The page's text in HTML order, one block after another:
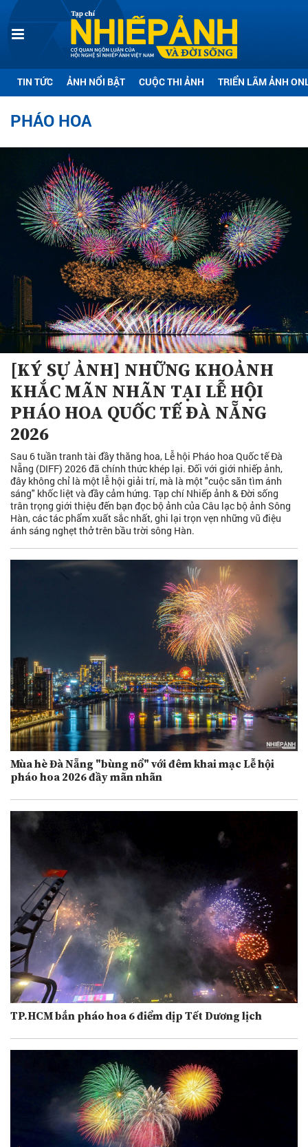
TIN TỨC ẢNH NỔI BẬT CUỘC THI ẢNH TRIỂN LÃM ẢNH
PHÁO HOA
[KÝ SỰ ẢNH] NHỮNG KHOẢNH
KHẮC MÃN NHÃN TẠI LỄ HỘI
PHÁO HOA QUỐC TẾ ĐÀ NẴNG
2026
Sau 6 tuần tranh tài đầy thăng hoa, Lễ hội Pháo hoa Quốc tế Đà
Nẵng (DIFF) 2026 đã chính thức khép lại. Đối với giới nhiếp ảnh,
đây không chỉ là một lễ hội giải trí, mà là một "cuộc săn tìm ánh
sáng" khốc liệt và đầy cảm hứng. Tạp chí Nhiếp ảnh & Đời sống
trân trọng giới thiệu đến bạn đọc bộ ảnh của Câu lạc bộ ảnh Sông
Hàn, các tác phẩm xuất sắc nhất, ghi lại trọn vẹn những vũ điệu
ánh sáng nghẹt thở trên bầu trời sông Hàn.
Mùa hè Đà Nẵng "bùng nổ" với đêm khai mạc Lễ hội
pháo hoa 2026 đầy mãn nhãn
TP.HCM bắn pháo hoa 6 điểm dịp Tết Dương lịch